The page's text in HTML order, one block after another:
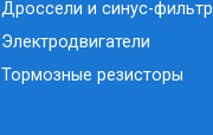
Дроссели и синус-
Электродвигатели
Тормозные резисторы